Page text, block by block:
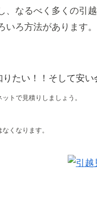
、なるべく多くの引
ろ方法があります。
たい！！そして安い
トで見積りしましょう。
くなります。